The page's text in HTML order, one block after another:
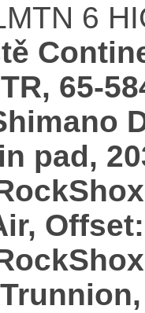
6
65-
pad,